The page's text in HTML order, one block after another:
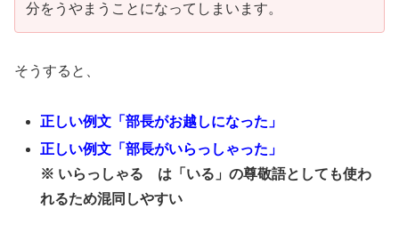
分をうやまうことになってしまいます。
そうすると、
正しい例文「部長がお越しになった」
正しい例文「部長がいらっしゃった」
※ いらっしゃる は「いる」の尊敬語としても使わ
れるため混同しやすい